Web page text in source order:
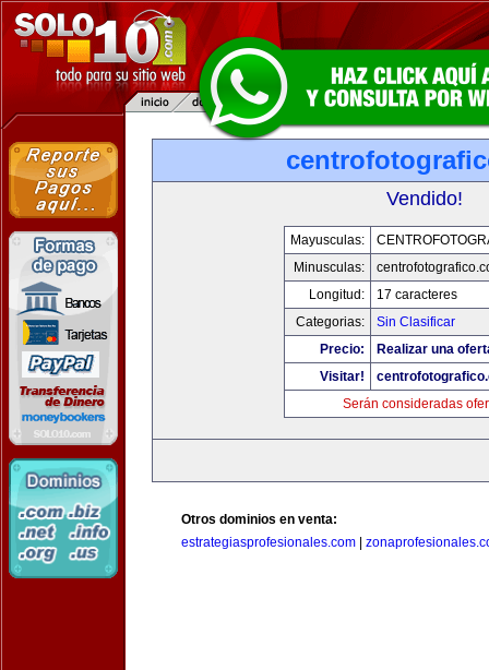
Vendido!
Mayusculas:
Minusculas:
Longitud:
17 caracteres
Categorias:
Sin Clasificar
Precio:
Realizar una
Visitar!
Serán consideradas
Otros dominios en venta:
estrategiasprofesionales.com